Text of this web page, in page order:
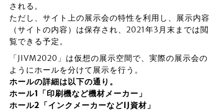
される。
ただし、サイト上の展示会の特性を利用し、展示内容
（サイトの内容）は保存され、2021年3月末までは閲
覧できる予定。
「JIVM2020」は仮想の展示空間で、実際の展示会の
ようにホールを分けて展示を行う。
ホールの詳細は以下の通り。
ホール1「印刷機など機材メーカー」
ホール2「インクメーカーなどIJ資材」